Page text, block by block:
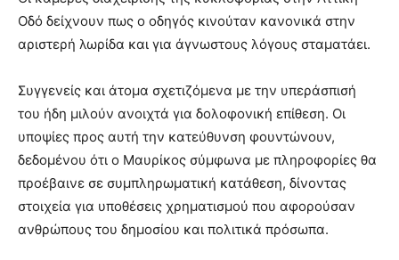
Οδό δείχνουν πως ο οδηγός κινούταν κανονικά στην
αριστερή λωρίδα και για άγνωστους λόγους σταματάει.
Συγγενείς και άτομα σχετιζόμενα με την υπεράσπισή
του ήδη μιλούν ανοιχτά για δολοφονική επίθεση. Οι
υποψίες προς αυτή την κατεύθυνση φουντώνουν,
δεδομένου ότι ο Μαυρίκος σύμφωνα με πληροφορίες θα
προέβαινε σε συμπληρωματική κατάθεση, δίνοντας
στοιχεία για υποθέσεις χρηματισμού που αφορούσαν
ανθρώπους του δημοσίου και πολιτικά πρόσωπα.